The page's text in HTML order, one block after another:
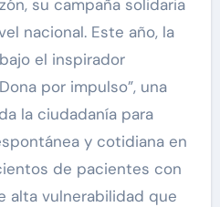
su campaña solidaria
nacional. Este año, la
el inspirador
por impulso”, una
la ciudadanía para
y cotidiana en
de pacientes con
alta vulnerabilidad que